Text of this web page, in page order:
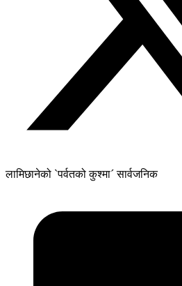
लामिछानेको `पर्वतको कुश्मा´ सार्वजनिक